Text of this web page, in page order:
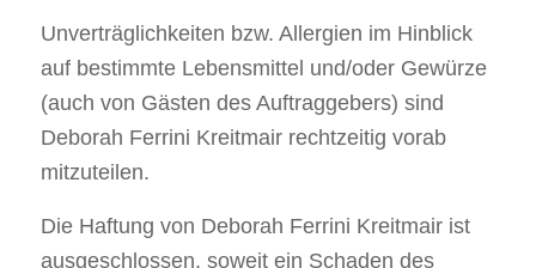
Unverträglichkeiten bzw. Allergien im Hinblick
auf bestimmte Lebensmittel und/oder Gewürze
(auch von Gästen des Auftraggebers) sind
Deborah Ferrini Kreitmair rechtzeitig vorab
mitzuteilen.
Die Haftung von Deborah Ferrini Kreitmair ist
ausgeschlossen, soweit ein Schaden des